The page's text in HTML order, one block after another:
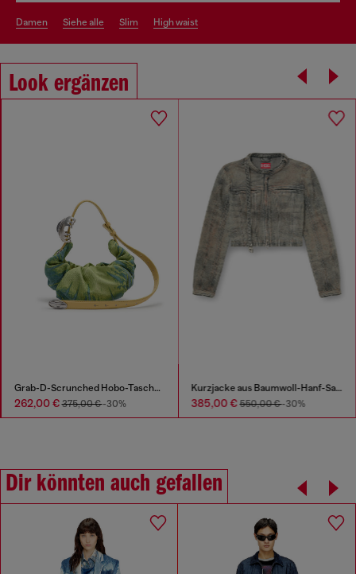
damen siehe alle slim high waist
Look ergänzen
Grab-D-Scrunched Hobo-Tasche aus Satin-Denim
262,00 €375,00 €-30%
Kurzjacke aus Baumwoll-Hanf-Satin-Denim
385,00 €550,00 €-30%
Dir könnten auch gefallen